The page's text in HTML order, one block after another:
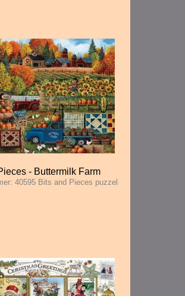
- Buttermilk Farm
Stukjes
40595 Bits and Pieces puzzel